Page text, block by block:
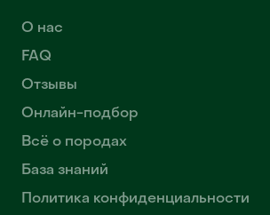
О нас
FAQ
Отзывы
Онлайн-подбор
Всё о породах
База знаний
Политика конфиденциальности